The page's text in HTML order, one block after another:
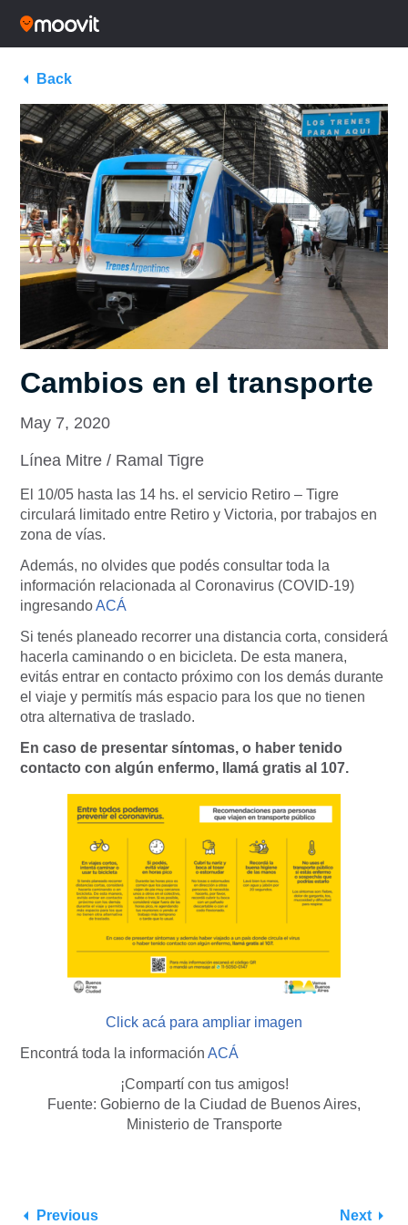
Back
Cambios en el transporte
May 7, 2020
Línea Mitre / Ramal Tigre
El 10/05 hasta las 14 hs. el servicio Retiro – Tigre
circulará limitado entre Retiro y Victoria, por trabajos en
zona de vías.
Además, no olvides que podés consultar toda la
información relacionada al Coronavirus (COVID-19)
ingresandoACÁ
Si tenés planeado recorrer una distancia corta, considerá
hacerla caminando o en bicicleta. De esta manera,
evitás entrar en contacto próximo con los demás durante
el viaje y permitís más espacio para los que no tienen
otra alternativa de traslado.
En caso de presentar síntomas, o haber tenido
contacto con algún enfermo, llamá gratis al 107.
Click acá para ampliar imagen
Encontrá toda la información ACÁ
¡Compartí con tus amigos!
Fuente: Gobierno de la Ciudad de Buenos Aires,
Ministerio de Transporte
Previous Next